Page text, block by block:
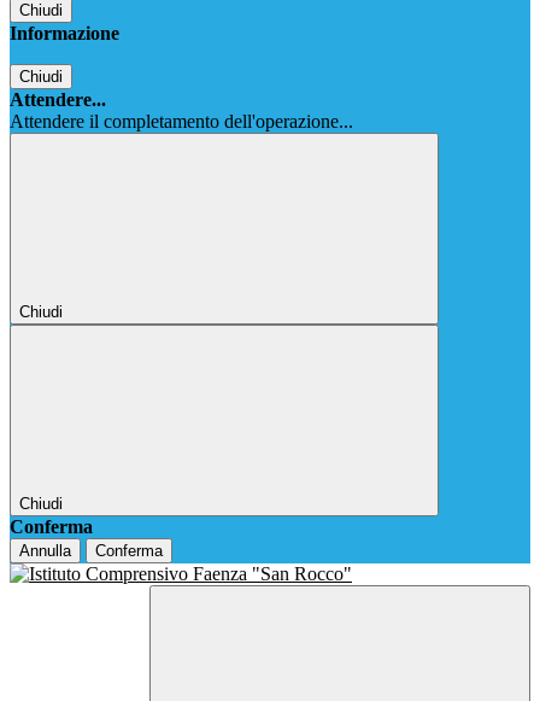
Chiudi
Informazione
Chiudi
Attendere...
Attendere il completamento dell'operazione...
Chiudi
Chiudi
Conferma
Annulla Conferma